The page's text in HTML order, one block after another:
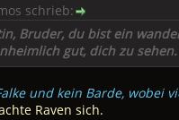
schrieb:
Bruder, du bist ein
gut, dich zu
und kein Barde, wobei
Raven sich.